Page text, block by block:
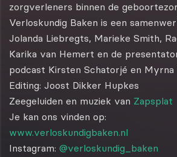
zorgverleners binnen de
Verloskundig Baken is een
Jolanda Liebregts, Marieke Smith,
Karika van Hemert en de
podcast Kirsten Schatorjé en Myrna
Editing: Joost Dikker Hupkes
Zeegeluiden en muziek van Zapsplat
Je kan ons vinden op:
www.verloskundigbaken.nl
Instagram: @verloskundig_baken